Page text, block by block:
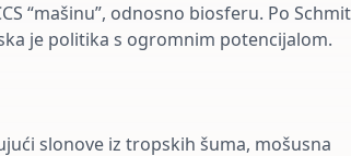
“mašinu”, odnosno biosferu. Po
je politika s ogromnim potencijalom.
slonove iz tropskih šuma, mošusna